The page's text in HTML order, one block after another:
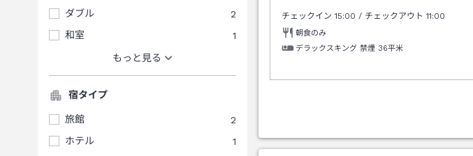
ダブル
2
和室
1
もっと見る
宿タイプ
旅館
2
ホテル
1
チェックイン15:00 / チェックアウト 11:00
朝食のみ
デラックスキング 禁煙 36平米